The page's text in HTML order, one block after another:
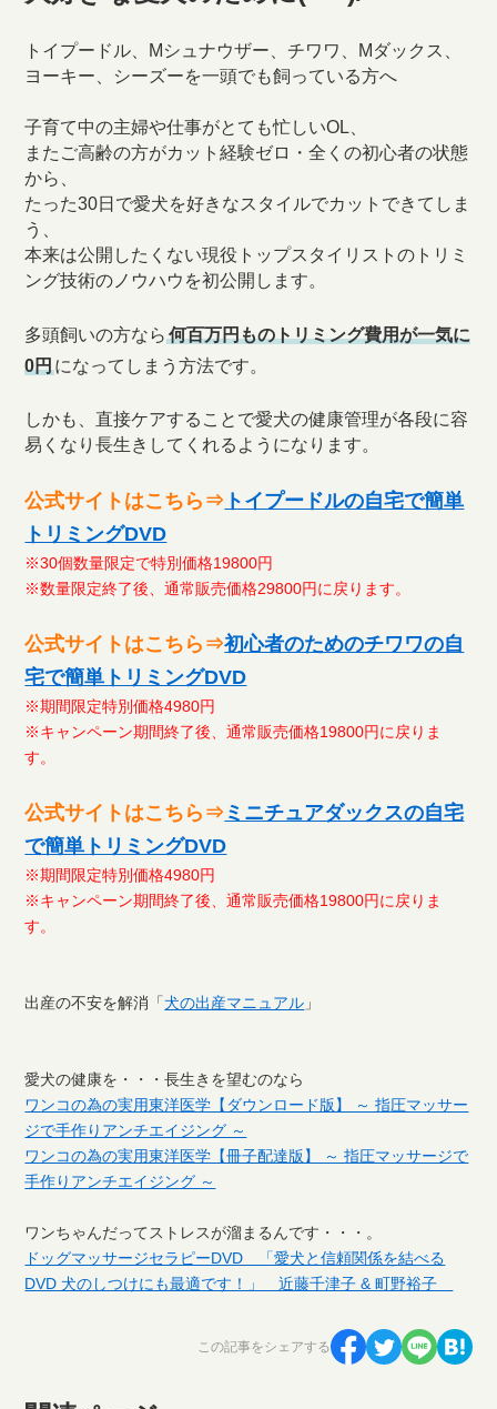
トイプードル、Mシュナウザー、チワワ、Mダックス、
ヨーキー、シーズーを一頭でも飼っている方へ
子育て中の主婦や仕事がとても忙しいOL、
またご高齢の方がカット経験ゼロ・全くの初心者の状態
から、
たった30日で愛犬を好きなスタイルでカットできてしま
う、
本来は公開したくない現役トップスタイリストのトリミ
ング技術のノウハウを初公開します。
多頭飼いの方なら何百万円ものトリミング費用が一気に
0円になってしまう方法です。
しかも、直接ケアすることで愛犬の健康管理が各段に容
易くなり長生きしてくれるようになります。
公式サイトはこちら⇒ トイプードルの自宅で簡単
トリミングDVD
※30個数量限定で特別価格19800円
※数量限定終了後、通常販売価格29800円に戻ります。
公式サイトはこちら⇒初心者のためのチワワの自
宅で簡単トリミングDVD
※期間限定特別価格4980円
※キャンペーン期間終了後、通常販売価格19800円に戻りま
す。
公式サイトはこちら⇒ ミニチュアダックスの自宅
で簡単トリミングDVD
※期間限定特別価格4980円
※キャンペーン期間終了後、通常販売価格19800円に戻りま
す。
出産の不安を解消「犬の出産マニュアル 」
愛犬の健康を・・・長生きを望むのなら
ワンコの為の実用東洋医学【ダウンロード版】 ～ 指圧マッサー
ジで手作りアンチエイジング ～
ワンコの為の実用東洋医学【冊子配達版】 ～ 指圧マッサージで
手作りアンチエイジング ～
ワンちゃんだってストレスが溜まるんです・・・。
ドッグマッサージセラピーDVD 「愛犬と信頼関係を結べる
DVD 犬のしつけにも最適です！」 近藤千津子 & 町野裕子
この記事をシェアする